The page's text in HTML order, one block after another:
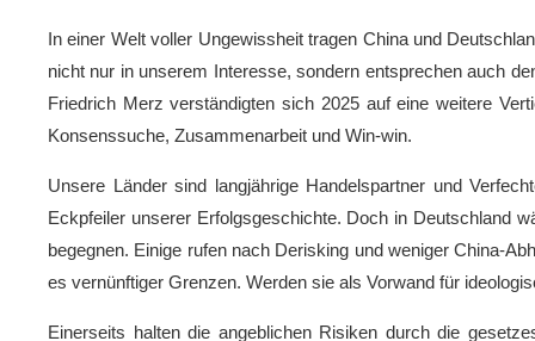
In einer Welt voller Ungewissheit tragen China und
nicht nur in unserem Interesse, sondern entsprechen auch
Friedrich Merz verständigten sich 2025 auf eine weitere
Konsenssuche, Zusammenarbeit und Win-win.
Unsere Länder sind langjährige Handelspartner und
Eckpfeiler unserer Erfolgsgeschichte. Doch in Deutschland
begegnen. Einige rufen nach Derisking und weniger China-
es vernünftiger Grenzen. Werden sie als Vorwand für
Einerseits halten die angeblichen Risiken durch die